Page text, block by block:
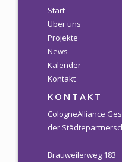
Start
Über uns
Projekte
News
Kalender
Kontakt
KONTAKT
CologneAlliance
der
Brauweilerweg 183